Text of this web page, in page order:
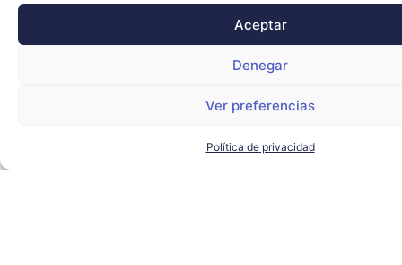
Aceptar
Denegar
Ver preferencias
Política de privacidad